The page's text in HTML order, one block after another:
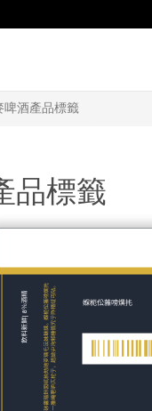
啤酒產品標籤
品標籤